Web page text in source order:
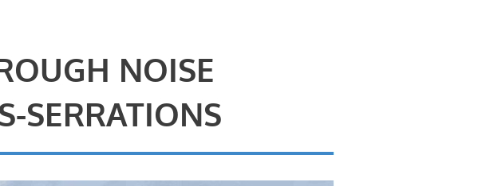
NOISE
SERRATIONS